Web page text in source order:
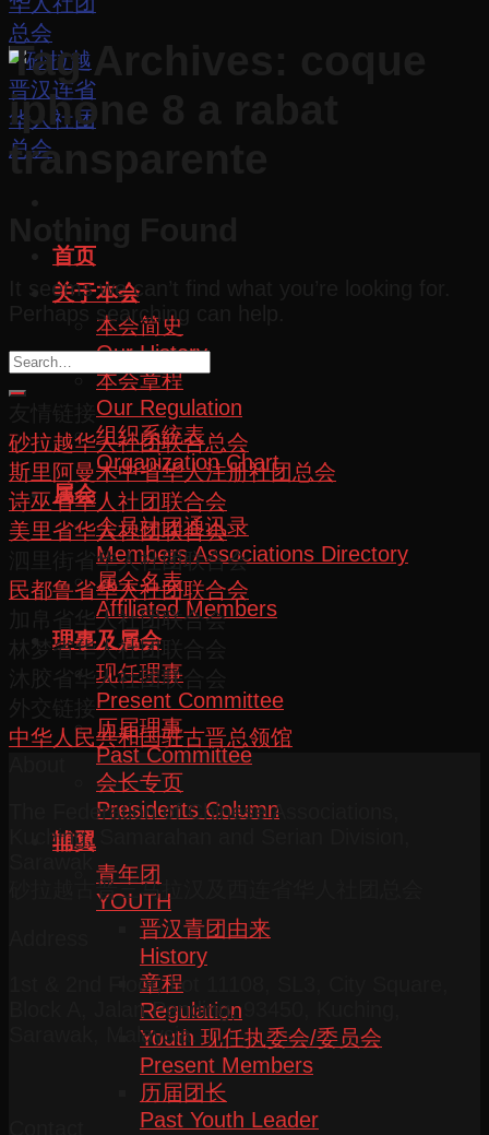
首页
关于本会
本会简史
Our History
本会章程
Our Regulation
组织系统表
Organization Chart
属会
会员社团通讯录
Members Associations Directory
属会名表
Affiliated Members
理事及属会
现任理事
Present Committee
历届理事
Past Committee
会长专页
Presidents Column
辅翼
青年团
YOUTH
晋汉青团由来
History
章程
Regulation
Youth 现任执委会/委员会
Present Members
历届团长
Past Youth Leader
Tag Archives:
iphone 8 a rabat
transparente
It seems we can’t find what you’re looking for.
Perhaps searching can help.
砂拉越华人社团联合总会
斯里阿曼木中省华人注册社团总会
诗巫省华人社团联合会
美里省华人社团联合会
泗里街省华人社团联合会
民都鲁省华人社团联合会
加帛省华人社团联合会
林梦省华人社团联合会
沐胶省华人社团联合会
中华人民共和国驻古晋总领馆
The Federation of Chinese Associations,
Kuching, Samarahan and Serian Division,
砂拉越古晋三马拉汉及西连省华人社团总会
1st & 2nd Floor, Lot 11108, SL3, City Square,
Block A, Jalan Pending, 93450, Kuching,
Sarawak, Malaysia.